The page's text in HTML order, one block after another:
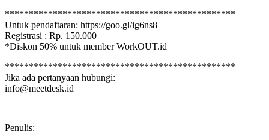
************************************************
Untuk pendaftaran: https://goo.gl/ig6ns8
Registrasi : Rp. 150.000
*Diskon 50% untuk member WorkOUT.id
************************************************
Jika ada pertanyaan hubungi:
info@meetdesk.id
Penulis: